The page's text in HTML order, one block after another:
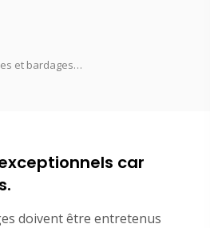
et bardages…
car
doivent être entretenus